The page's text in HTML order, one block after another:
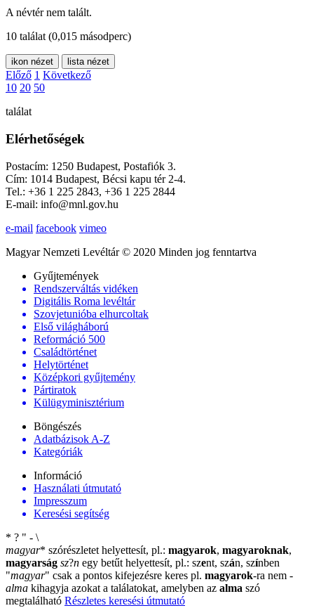
A névtér nem talált.
10 találat (0,015 másodperc)
ikon nézet lista nézet
Előző 1 Következő
10 20 50
találat
Elérhetőségek
Postacím: 1250 Budapest, Postafiók 3.
Cím: 1014 Budapest, Bécsi kapu tér 2-4.
Tel.: +36 1 225 2843, +36 1 225 2844
E-mail: info@mnl.gov.hu
e-mail facebook vimeo
Magyar Nemzeti Levéltár © 2020 Minden jog fenntartva
Gyűjtemények
Rendszerváltás vidéken
Digitális Roma levéltár
Szovjetunióba elhurcoltak
Első világháború
Reformáció 500
Családtörténet
Helytörténet
Középkori gyűjtemény
Pártiratok
Külügyminisztérium
Böngészés
Adatbázisok A-Z
Kategóriák
Információ
Használati útmutató
Impresszum
Keresési segítség
* ? " - \
magyar* szórészletet helyettesít, pl.: magyarok, magyaroknak,
magyarság sz?n egy betűt helyettesít, pl.: szent, szán, színben
"magyar" csak a pontos kifejezésre keres pl. magyarok-ra nem -
alma kihagyja azokat a találatokat, amelyben az alma szó
megtalálható Részletes keresési útmutató